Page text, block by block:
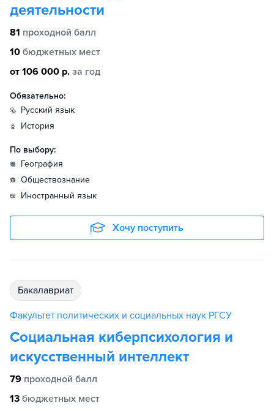
деятельности
81 проходной балл
10 бюджетных мест
от 106 000 р. за год
Обязательно:
русский язык
история
По выбору:
география
обществознание
иностранный язык
Хочу поступить
бакалавриат
Факультет политических и социальных наук РГСУ
Социальная киберпсихология и
искусственный интеллект
79 проходной балл
13 бюджетных мест